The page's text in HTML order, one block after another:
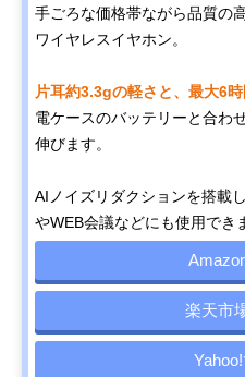
手ごろな価格帯ながら品質の
ワイヤレスイヤホン。
片耳約3.3gの軽さと、最大6時
電ケースのバッテリーと合わ
伸びます。
AIノイズリダクションを搭載
やWEB会議などにも使用でき
楽天市